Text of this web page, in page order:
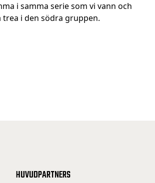
i samma serie som vi vann och
i den södra gruppen.
HUVUDPARTNERS